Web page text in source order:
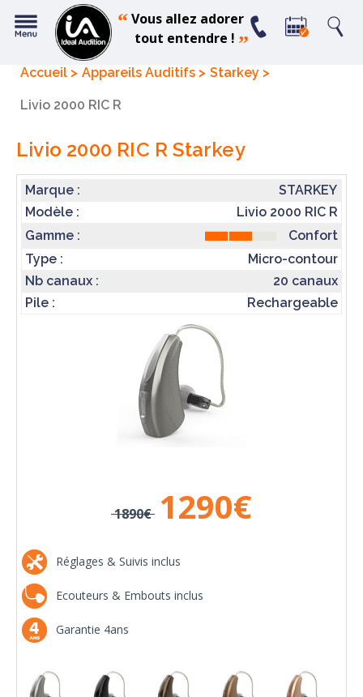
“Vous allez adorer
tout entendre ! ”
Accueil Appareils Auditifs Starkey
Livio 2000 RIC R
Livio 2000 RIC R Starkey
Marque :
STARKEY
Modèle :
Livio 2000 RIC R
Gamme :
Confort
Type :
Micro-contour
Nb canaux :
20 canaux
Pile :
Rechargeable
1890€ 1290€
Réglages & Suivis inclus
Ecouteurs & Embouts inclus
Garantie 4ans